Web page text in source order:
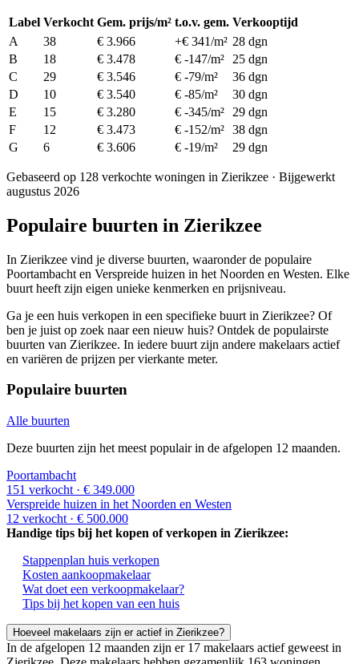
Label Verkocht Gem. prijs/m² t.o.v. gem. Verkooptijd
A
38 € 3.966 +€ 341/m² 28 dgn
B
18 € 3.478 € -147/m²
25 dgn
C
29 € 3.546 € -79/m²
36 dgn
D
10 € 3.540 € -85/m²
30 dgn
E
15 € 3.280 € -345/m²
29 dgn
F
12 € 3.473 € -152/m² 38 dgn
G
6 € 3.606 € -19/m² 29 dgn
Gebaseerd op 128 verkochte woningen in Zierikzee · Bijgewerkt
augustus 2026
Populaire buurten in Zierikzee
In Zierikzee vind je diverse buurten, waaronder de populaire
Poortambacht en Verspreide huizen in het Noorden en Westen. Elke
buurt heeft zijn eigen unieke kenmerken en prijsniveau.
Ga je een huis verkopen in een specifieke buurt in Zierikzee? Of
ben je juist op zoek naar een nieuw huis? Ontdek de populairste
buurten van Zierikzee. In iedere buurt zijn andere makelaars actief
en variëren de prijzen per vierkante meter.
Populaire buurten
Alle buurten
Deze buurten zijn het meest populair in de afgelopen 12 maanden.
Poortambacht
151 verkocht · € 349.000
Verspreide huizen in het Noorden en Westen
12 verkocht · € 500.000
Handige tips bij het kopen of verkopen in Zierikzee:
Stappenplan huis verkopen
Kosten aankoopmakelaar
Wat doet een verkoopmakelaar?
Tips bij het kopen van een huis
Hoeveel makelaars zijn er actief in Zierikzee?
In de afgelopen 12 maanden zijn er 17 makelaars actief geweest in